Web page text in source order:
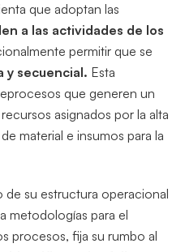
que adoptan las
a las actividades de los
permitir que se
y secuencial. Esta
que generen un
asignados por la alta
material e insumos para la
su estructura operacional
metodologías para el
procesos, fija su rumbo al